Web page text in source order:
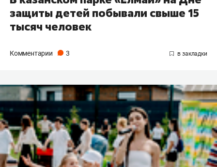
защиты детей побывали свыше 15
тысяч человек
Комментарии 3